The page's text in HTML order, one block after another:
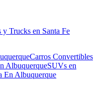
y Trucks en Santa Fe
Carros Convertibles
AlbuquerqueSUVs en
En Albuquerque